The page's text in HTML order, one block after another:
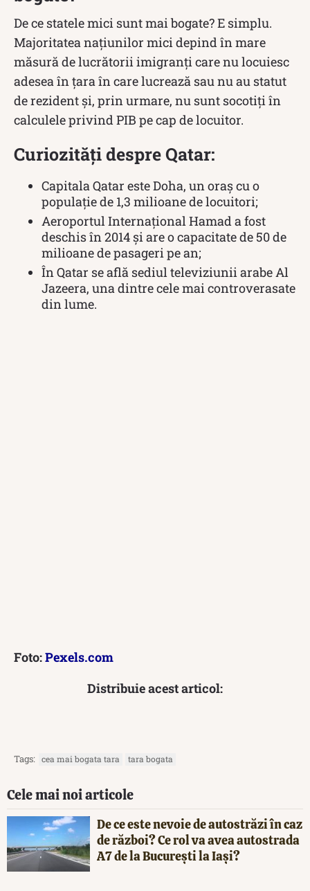
De ce statele mici sunt mai bogate? E simplu.
Majoritatea naţiunilor mici depind în mare
măsură de lucrătorii imigranţi care nu locuiesc
adesea în ţara în care lucrează sau nu au statut
de rezident şi, prin urmare, nu sunt socotiţi în
calculele privind PIB pe cap de locuitor.
Curiozități despre Qatar:
Capitala Qatar este Doha, un oraș cu o
populație de 1,3 milioane de locuitori;
Aeroportul Internațional Hamad a fost
deschis în 2014 și are o capacitate de 50 de
milioane de pasageri pe an;
În Qatar se află sediul televiziunii arabe Al
Jazeera, una dintre cele mai controverasate
din lume.
Foto:Pexels.com
Distribuie acest articol:
Tags: cea mai bogata tara tara bogata
Cele mai noi articole
De ce este nevoie de autostrăzi în caz
de război? Ce rol va avea autostrada
A7 de la București la Iași?